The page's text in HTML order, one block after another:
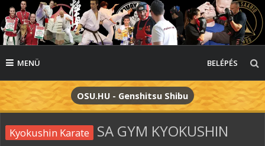
MENÜ BELÉPÉS
OSU.HU - Genshitsu Shibu
Kyokushin Karate SA GYM KYOKUSHIN